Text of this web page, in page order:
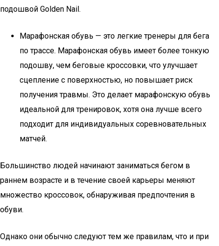
подошвой Golden Nail.
Марафонская обувь — это легкие тренеры для бега
по трассе. Марафонская обувь имеет более тонкую
подошву, чем беговые кроссовки, что улучшает
сцепление с поверхностью, но повышает риск
получения травмы. Это делает марафонскую обувь
идеальной для тренировок, хотя она лучше всего
подходит для индивидуальных соревновательных
матчей.
Большинство людей начинают заниматься бегом в
раннем возрасте и в течение своей карьеры меняют
множество кроссовок, обнаруживая предпочтения в
обуви.
Однако они обычно следуют тем же правилам, что и при